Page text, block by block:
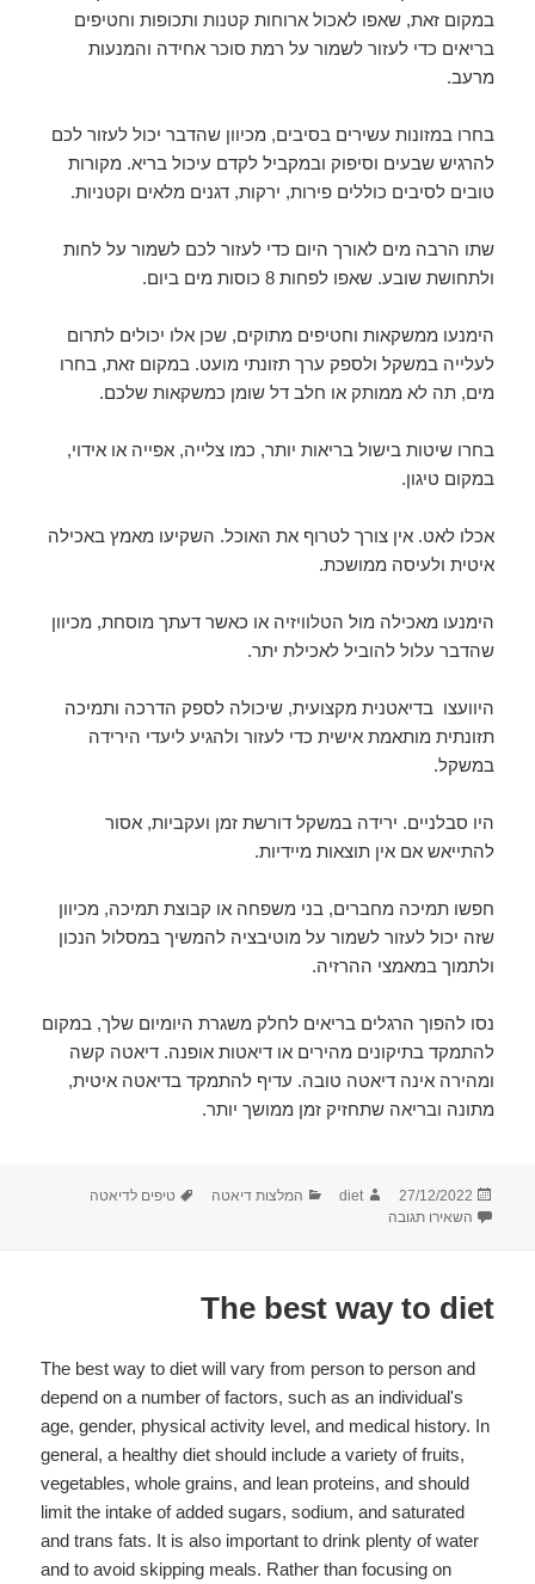
במקום זאת, שאפו לאכול ארוחות קטנות ותכופות וחטיפים
בריאים כדי לעזור לשמור על רמת סוכר אחידה והמנעות
מרעב.
בחרו במזונות עשירים בסיבים, מכיוון שהדבר יכול לעזור לכם
להרגיש שבעים וסיפוק ובמקביל לקדם עיכול בריא. מקורות
טובים לסיבים כוללים פירות, ירקות, דגנים מלאים וקטניות.
שתו הרבה מים לאורך היום כדי לעזור לכם לשמור על לחות
ולתחושת שובע. שאפו לפחות 8 כוסות מים ביום.
הימנעו ממשקאות וחטיפים מתוקים, שכן אלו יכולים לתרום
לעלייה במשקל ולספק ערך תזונתי מועט. במקום זאת, בחרו
מים, תה לא ממותק או חלב דל שומן כמשקאות שלכם.
בחרו שיטות בישול בריאות יותר, כמו צלייה, אפייה או אידוי,
במקום טיגון.
אכלו לאט. אין צורך לטרוף את האוכל. השקיעו מאמץ באכילה
איטית ולעיסה ממושכת.
הימנעו מאכילה מול הטלוויזיה או כאשר דעתך מוסחת, מכיוון
שהדבר עלול להוביל לאכילת יתר.
היוועצו בדיאטנית מקצועית, שיכולה לספק הדרכה ותמיכה
תזונתית מותאמת אישית כדי לעזור ולהגיע ליעדי הירידה
במשקל.
היו סבלניים. ירידה במשקל דורשת זמן ועקביות, אסור
להתייאש אם אין תוצאות מיידיות.
חפשו תמיכה מחברים, בני משפחה או קבוצת תמיכה, מכיוון
שזה יכול לעזור לשמור על מוטיבציה להמשיך במסלול הנכון
ולתמוך במאמצי ההרזיה.
נסו להפוך הרגלים בריאים לחלק משגרת היומיום שלך, במקום
להתמקד בתיקונים מהירים או דיאטות אופנה. דיאטה קשה
ומהירה אינה דיאטה טובה. עדיף להתמקד בדיאטה איטית,
מתונה ובריאה שתחזיק זמן ממושך יותר.
פורסם
בתאריך
27/12/2022 מחבר
diet קטגוריות
המלצות דיאטה תגיות
טיפים לדיאטה
השאירו תגובה
The best way to diet
The best way to diet will vary from person to person and
depend on a number of factors, such as an individual's
age, gender, physical activity level, and medical history. In
general, a healthy diet should include a variety of fruits,
vegetables, whole grains, and lean proteins, and should
limit the intake of added sugars, sodium, and saturated
and trans fats. It is also important to drink plenty of water
and to avoid skipping meals. Rather than focusing on